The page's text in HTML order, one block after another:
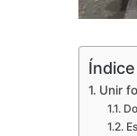
Índice
Unir